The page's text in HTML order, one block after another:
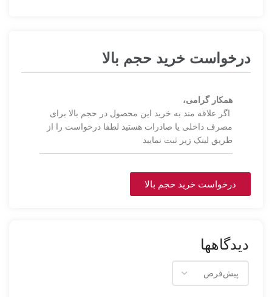
درخواست خرید حجم بالا
همکار گرامی،
اگر علاقه مند به خرید این محصول در حجم بالا برای
مصرف داخلی یا صادرات هستید لطفا درخواست را از
طریق لینک زیر ثبت نمایید
درخواست خرید حجم بالا
دیدگاهها